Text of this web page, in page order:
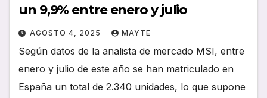
un 9,9% entre enero y julio
AGOSTO 4, 2025 MAYTE
Según datos de la analista de mercado MSI, entre
enero y julio de este año se han matriculado en
España un total de 2.340 unidades, lo que supone